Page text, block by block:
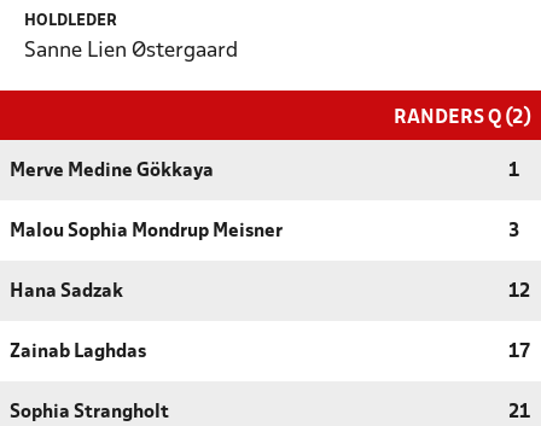
HOLDLEDER
Sanne Lien Østergaard
RANDERS Q (2)
Merve Medine Gökkaya 1
Malou Sophia Mondrup Meisner 3
Hana Sadzak 12
Zainab Laghdas 17
Sophia Strangholt 21